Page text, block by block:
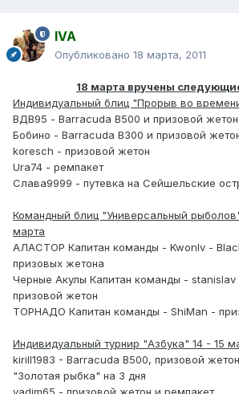
IVA
Опубликовано 18 марта, 2011
18 марта вручены
Индивидуальный блиц "Прорыв во
ВДВ95 - Barracuda B500 и призовой жетон
Бобино - Barracuda B300 и призовой
koresch - призовой жетон
Ura74 - ремпакет
Слава9999 - путевка на Сейшельские
Командный блиц "Универсальный
марта
АЛАСТОР Капитан команды - Kwonlv -
призовых жетона
Черные Акулы Капитан команды -
призовой жетон
ТОРНАДО Капитан команды - ShiMan -
Индивидуальный турнир "Азбука" 14 - 15
kirill1983 - Barracuda B500, призовой
"Золотая рыбка" на 3 дня